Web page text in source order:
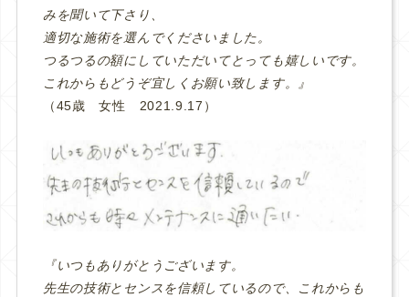
みを聞いて下さり、
適切な施術を選んでくださいました。
つるつるの額にしていただいてとっても嬉しいです。
これからもどうぞ宜しくお願い致します。』
（45歳 女性 2021.9.17）
『いつもありがとうございます。
先生の技術とセンスを信頼しているので、これからも